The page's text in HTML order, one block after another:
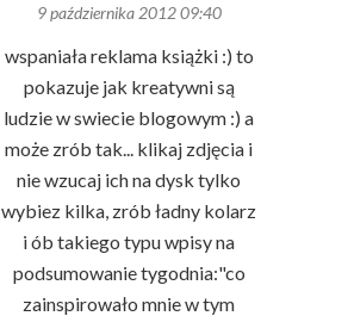
9 października 2012 09:40
wspaniała reklama książki :) to
pokazuje jak kreatywni są
ludzie w swiecie blogowym :) a
może zrób tak... klikaj zdjęcia i
nie wzucaj ich na dysk tylko
wybiez kilka, zrób ładny kolarz
i ób takiego typu wpisy na
podsumowanie tygodnia:"co
zainspirowało mnie w tym